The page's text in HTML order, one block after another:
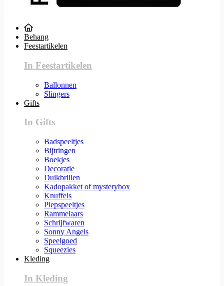
Behang
Feestartikelen
In Feestartikelen
Ballonnen
Slingers
Gifts
In Gifts
Badspeeltjes
Bijtringen
Boekjes
Decoratie
Duikbrillen
Kadopakket of mysterybox
Knuffels
Piepspeeltjes
Rammelaars
Schrijfwaren
Sonny Angels
Speelgoed
Squeezies
Kleding
In Kleding